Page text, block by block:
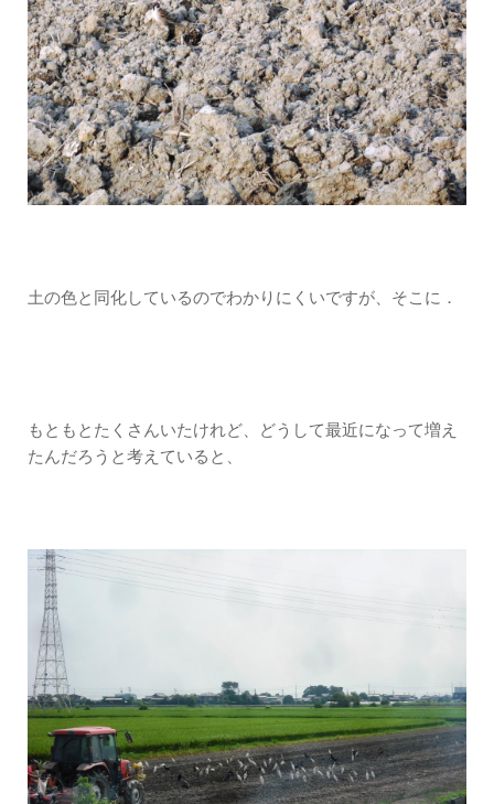
土の色と同化しているのでわかりにくいですが、そこに．
もともとたくさんいたけれど、どうして最近になって増え
たんだろうと考えていると、